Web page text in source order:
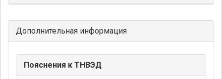
Дополнительная информация
Пояснения к ТНВЭД